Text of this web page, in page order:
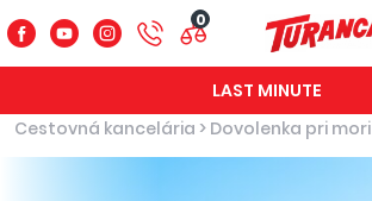
0
LAST MINUTE
Cestovná kancelária > Dovolenka pri mori